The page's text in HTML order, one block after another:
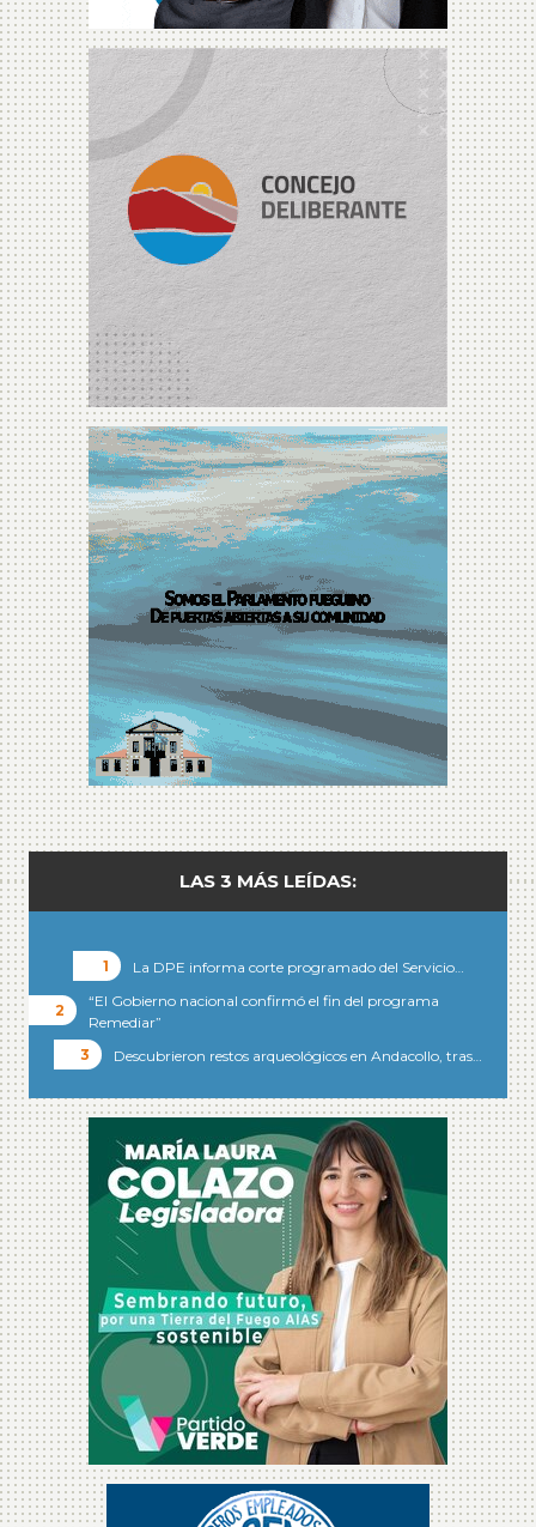
LAS 3 MÁS LEÍDAS:
La DPE informa corte programado del Servicio…
“El Gobierno nacional confirmó el fin del programa
Remediar”
Descubrieron restos arqueológicos en Andacollo, tras…